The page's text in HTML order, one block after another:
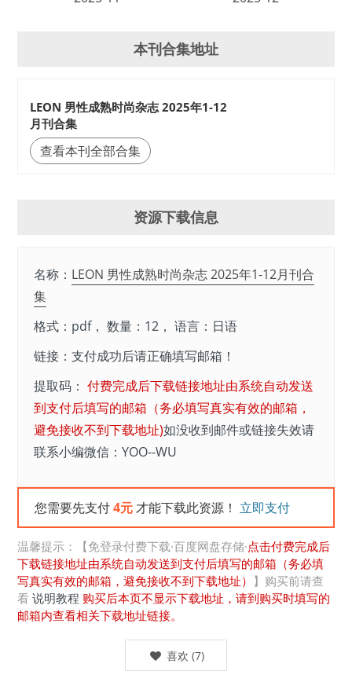
本刊合集地址
LEON 男性成熟时尚杂志 2025年1-12
月刊合集
查看本刊全部合集
资源下载信息
名称： LEON 男性成熟时尚杂志 2025年1-12月刊合
集
格式：pdf， 数量：12， 语言：日语
链接：支付成功后请正确填写邮箱！
提取码： 付费完成后下载链接地址由系统自动发送
到支付后填写的邮箱（务必填写真实有效的邮箱，
避免接收不到下载地址)如没收到邮件或链接失效请
联系小编微信：YOO--WU
您需要先支付4元才能下载此资源！ 立即支付
温馨提示：【免登录付费下载·百度网盘存储·点击付费完成后
下载链接地址由系统自动发送到支付后填写的邮箱（务必填
写真实有效的邮箱，避免接收不到下载地址） 】购买前请查
看 说明教程 购买后本页不显示下载地址，请到购买时填写的
邮箱内查看相关下载地址链接。
喜欢 (7)